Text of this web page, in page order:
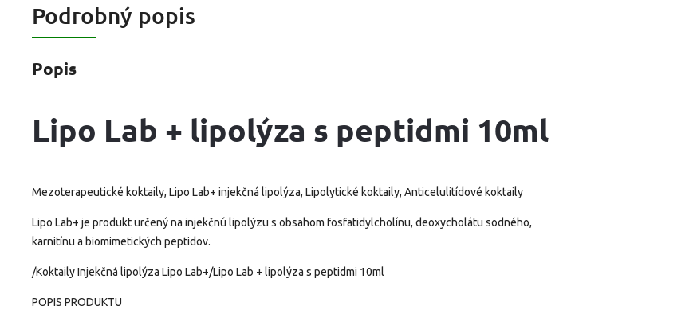
Podrobný popis
Popis
Lipo Lab + lipolýza s peptidmi 10ml
Mezoterapeutické koktaily, Lipo Lab+ injekčná lipolýza, Lipolytické koktaily, Anticelulitídové koktaily
Lipo Lab+ je produkt určený na injekčnú lipolýzu s obsahom fosfatidylcholínu, deoxycholátu sodného, ​​
karnitínu a biomimetických peptidov.
/Koktaily Injekčná lipolýza Lipo Lab+/Lipo Lab + lipolýza s peptidmi 10ml
POPIS PRODUKTU